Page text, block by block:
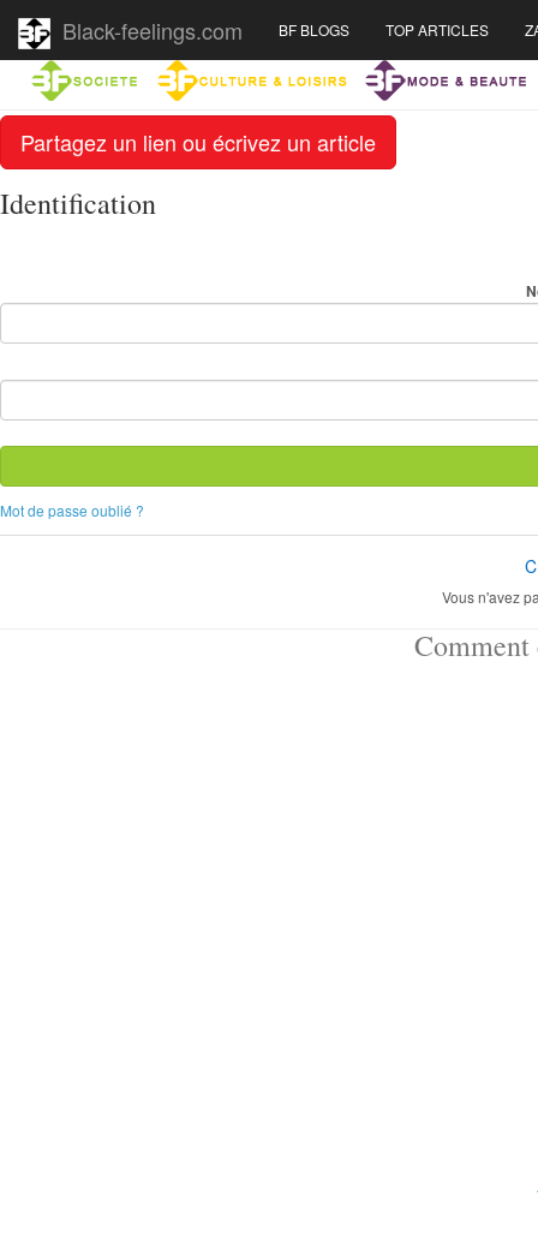
Partagez un lien ou écrivez un article
Black-feelings.com BF BLOGS TOP ARTICLES
Identification
Mot de passe oublié ?
Vous n'avez
Comment